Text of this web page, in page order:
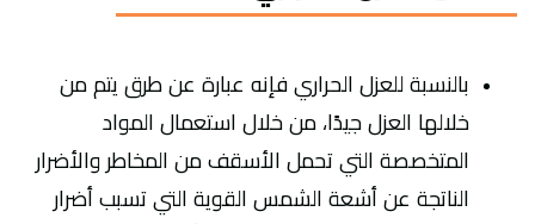
بالنسبة للعزل الحراري فإنه عبارة عن طرق يتم من
خلالها العزل جيدًا، من خلال استعمال المواد
المتخصصة التي تحمل الأسقف من المخاطر والأضرار
الناتجة عن أشعة الشمس القوية التي تسبب أضرار